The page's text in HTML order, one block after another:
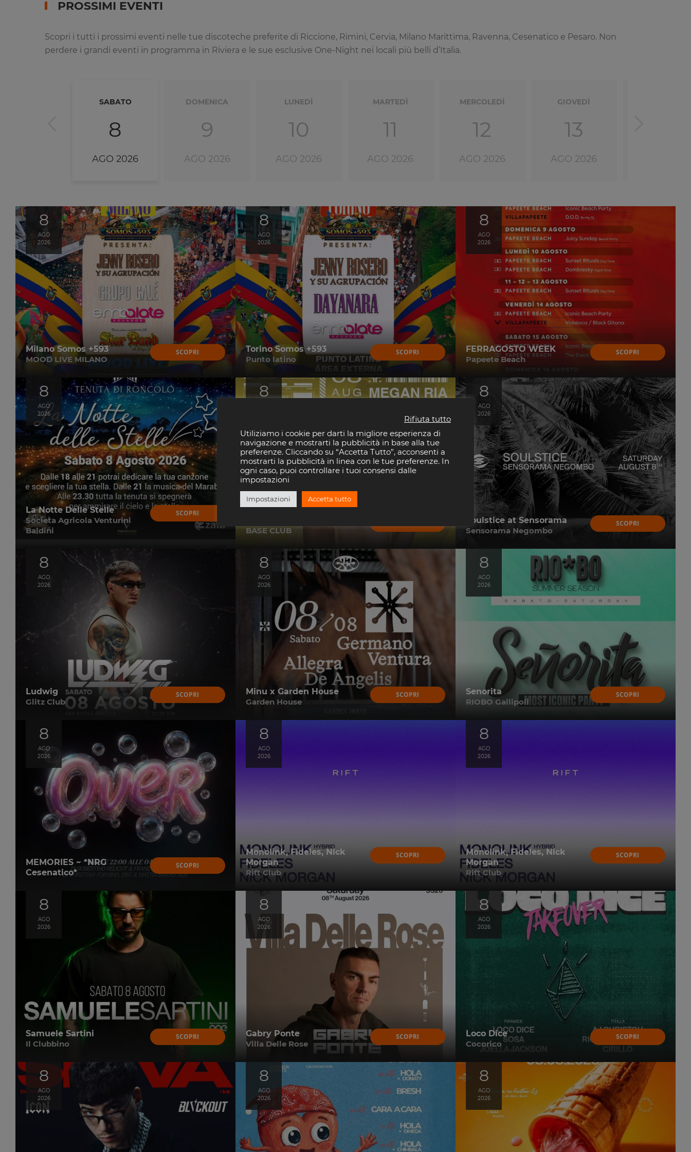
PROSSIMI EVENTI
Scopri i tutti i prossimi eventi nelle tue discoteche preferite di Riccione, Rimini, Cervia, Milano Marittima, Ravenna, Cesenatico e Pesaro. Non
perdere i grandi eventi in programma in Riviera e le sue esclusive One-Night nei locali più belli d’Italia.
SABATO
8
AGO 2026
DOMENICA
9
AGO 2026
LUNEDÌ
10
AGO 2026
MARTEDÌ
11
AGO 2026
MERCOLEDÌ
12
AGO 2026
GIOVEDÌ
13
AGO 2026
8
AGO
2026
Milano Somos +593
MOOD LIVE MILANO
SCOPRI
8
AGO
2026
Torino Somos +593
Punto latino
SCOPRI
8
AGO
2026
FERRAGOSTO WEEK
Papeete Beach
SCOPRI
8
AGO
2026
La Notte Delle Stelle
Societa Agricola Venturini
Baldini
SCOPRI
8
BASE CLUB
8
AGO
2026
Soulstice at Sensorama
Sensorama Negombo
SCOPRI
8
AGO
2026
Ludwig
Glitz Club
SCOPRI
8
AGO
2026
Minu x Garden House
Garden House
SCOPRI
8
AGO
2026
Senorita
RIOBO Gallipoli
SCOPRI
8
AGO
2026
MEMORIES ~ *NRG
Cesenatico*
SCOPRI
8
AGO
2026
Monolink, Fideles, Nick
Morgan
Rift Club
SCOPRI
8
AGO
2026
Monolink, Fideles, Nick
Morgan
Rift Club
SCOPRI
8
AGO
2026
Samuele Sartini
Il Clubbino
SCOPRI
8
AGO
2026
Gabry Ponte
Villa Delle Rose
SCOPRI
8
AGO
2026
Loco Dice
Cocorico
SCOPRI
8
AGO
2026
8
AGO
2026
8
AGO
2026
Rifiuta tutto
Utiliziamo i cookie per darti la migliore esperienza di
navigazione e mostrarti la pubblicità in base alla tue
preferenze. Cliccando su “Accetta Tutto”, acconsenti a
mostrarti la pubblicità in linea con le tue preferenze. In
ogni caso, puoi controllare i tuoi consensi dalle
impostazioni
Impostazioni Accetta tutto